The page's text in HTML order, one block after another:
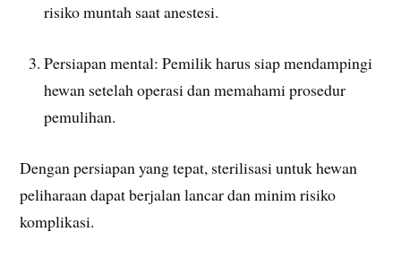
risiko muntah saat anestesi.
Persiapan mental: Pemilik harus siap mendampingi
hewan setelah operasi dan memahami prosedur
pemulihan.
Dengan persiapan yang tepat, sterilisasi untuk hewan
peliharaan dapat berjalan lancar dan minim risiko
komplikasi.